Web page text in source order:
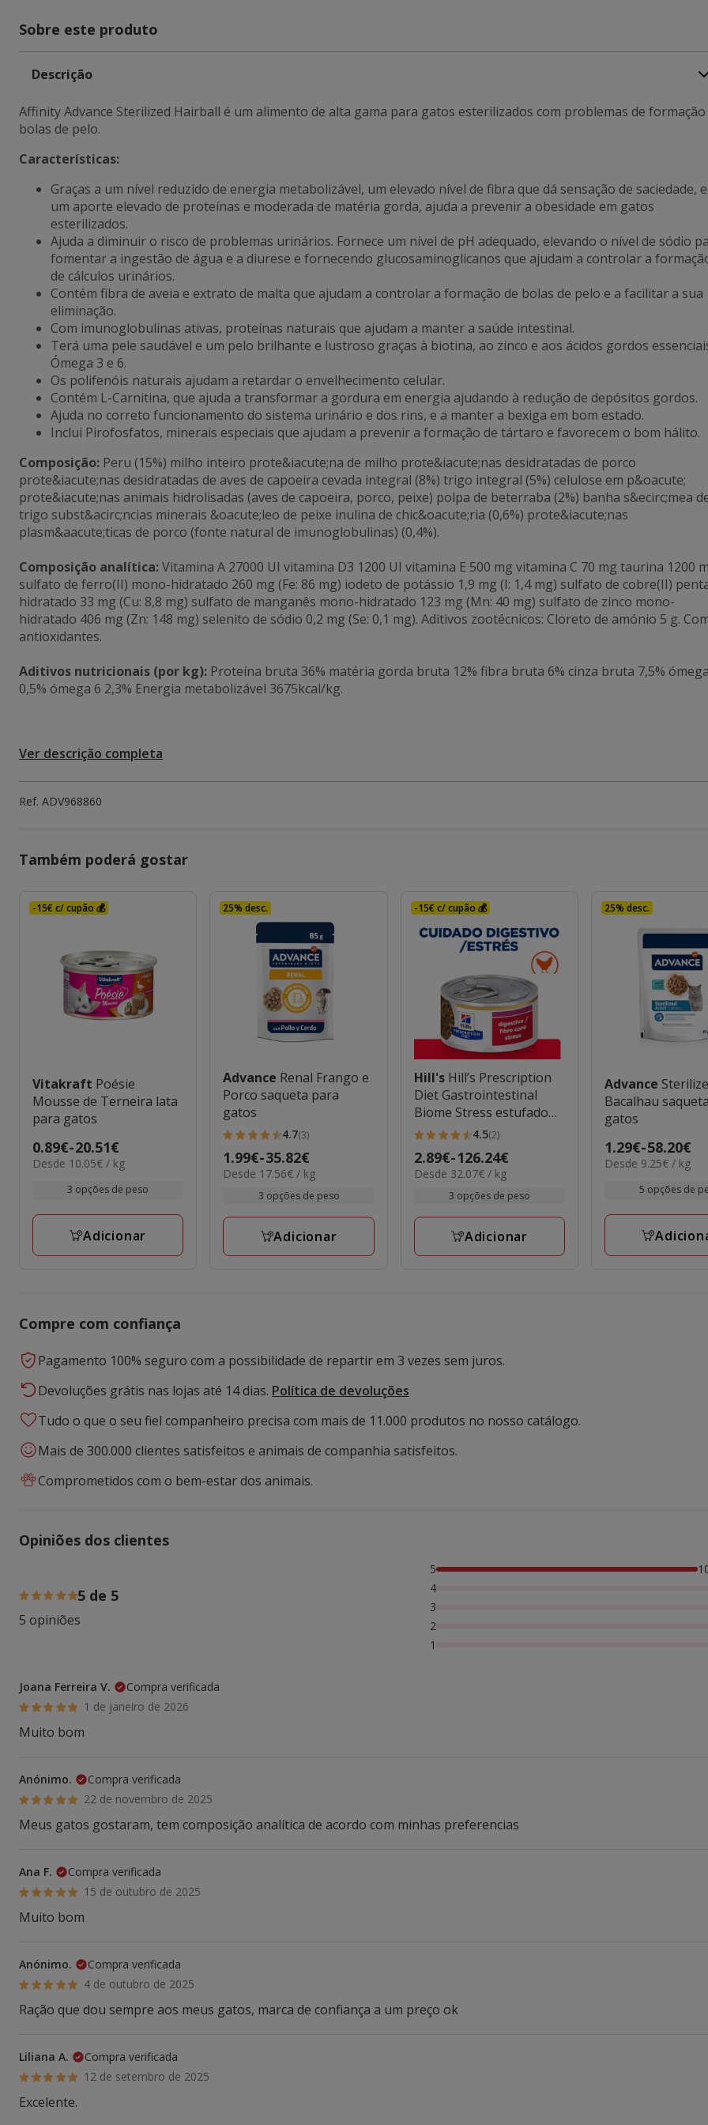
Sobre este produto
Descrição
Affinity Advance Sterilized Hairball é um alimento de alta gama para gatos esterilizados com problemas de formação
bolas de pelo.
Características:
Graças a um nível reduzido de energia metabolizável, um elevado nível de fibra que dá sensação de saciedade, e
um aporte elevado de proteínas e moderada de matéria gorda, ajuda a prevenir a obesidade em gatos
esterilizados.
Ajuda a diminuir o risco de problemas urinários. Fornece um nível de pH adequado, elevando o nível de sódio
fomentar a ingestão de água e a diurese e fornecendo glucosaminoglicanos que ajudam a controlar a
de cálculos urinários.
Contém fibra de aveia e extrato de malta que ajudam a controlar a formação de bolas de pelo e a facilitar a sua
eliminação.
Com imunoglobulinas ativas, proteínas naturais que ajudam a manter a saúde intestinal.
Terá uma pele saudável e um pelo brilhante e lustroso graças à biotina, ao zinco e aos ácidos gordos
Ómega 3 e 6.
Os polifenóis naturais ajudam a retardar o envelhecimento celular.
Contém L-Carnitina, que ajuda a transformar a gordura em energia ajudando à redução de depósitos gordos.
Ajuda no correto funcionamento do sistema urinário e dos rins, e a manter a bexiga em bom estado.
Inclui Pirofosfatos, minerais especiais que ajudam a prevenir a formação de tártaro e favorecem o bom hálito.
Composição: Peru (15%) milho inteiro prote&iacute;na de milho prote&iacute;nas desidratadas de porco
prote&iacute;nas desidratadas de aves de capoeira cevada integral (8%) trigo integral (5%) celulose em p&oacute;
prote&iacute;nas animais hidrolisadas (aves de capoeira, porco, peixe) polpa de beterraba (2%) banha s&ecirc;mea
trigo subst&acirc;ncias minerais &oacute;leo de peixe inulina de chic&oacute;ria (0,6%) prote&iacute;nas
plasm&aacute;ticas de porco (fonte natural de imunoglobulinas) (0,4%).
Composição analítica:Vitamina A 27000 UI vitamina D3 1200 UI vitamina E 500 mg vitamina C 70 mg taurina 1200
sulfato de ferro(II) mono-hidratado 260 mg (Fe: 86 mg) iodeto de potássio 1,9 mg (I: 1,4 mg) sulfato de cobre(II)
hidratado 33 mg (Cu: 8,8 mg) sulfato de manganês mono-hidratado 123 mg (Mn: 40 mg) sulfato de zinco mono-
hidratado 406 mg (Zn: 148 mg) selenito de sódio 0,2 mg (Se: 0,1 mg). Aditivos zootécnicos: Cloreto de amónio 5 g.
antioxidantes.
Aditivos nutricionais (por kg): Proteína bruta 36% matéria gorda bruta 12% fibra bruta 6% cinza bruta 7,5%
0,5% ómega 6 2,3% Energia metabolizável 3675kcal/kg.
Ver descrição completa
Ref. ADV968860
Também poderá gostar
-15€ c/ cupão 💰
Vitakraft Poésie
Mousse de Terneira lata
para gatos
Preço
de
20.51€
0.89€-20.51€
10.05€
Desde 10.05€ / kg
3 opções de peso
Adicionar
25% desc.
Advance Renal Frango e
Porco saqueta para
gatos
4.7
estrelas
com
avaliações
4.7(3)
Preço
de
a
35.82€
1.99€-35.82€
17.56€
Desde 17.56€ / kg
3 opções de peso
Adicionar
-15€ c/ cupão 💰
Hill's Hill’s Prescription
Diet Gastrointestinal
Biome Stress estufado
lata para gatos
4.5
estrelas
com
avaliações
4.5(2)
Preço
de
a
126.24€
2.89€-126.24€
32.07€
Desde 32.07€ / kg
3 opções de peso
Adicionar
25% desc.
Advance
Bacalhau
gatos
Preço
de
58.20€
1.29€-58.20€
9.25€
Desde 9.25€ / kg
5 opções de
Compre com confiança
Pagamento 100% seguro com a possibilidade de repartir em 3 vezes sem juros.
Devoluções grátis nas lojas até 14 dias. Política de devoluções
Tudo o que o seu fiel companheiro precisa com mais de 11.000 produtos no nosso catálogo.
Mais de 300.000 clientes satisfeitos e animais de companhia satisfeitos.
Comprometidos com o bem-estar dos animais.
Opiniões dos clientes
5 de 5
5 opiniões
5
4
3
2
1
Joana Ferreira V.
Compra verificada
1 de janeiro de 2026
Muito bom
Anónimo.
Compra verificada
22 de novembro de 2025
Meus gatos gostaram, tem composição analítica de acordo com minhas preferencias
Ana F.
Compra verificada
15 de outubro de 2025
Muito bom
Anónimo.
Compra verificada
4 de outubro de 2025
Ração que dou sempre aos meus gatos, marca de confiança a um preço ok
Liliana A.
Compra verificada
12 de setembro de 2025
Excelente.